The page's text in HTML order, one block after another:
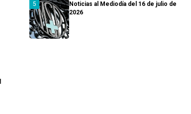
Noticias al Mediodía del 16 de julio de
2026